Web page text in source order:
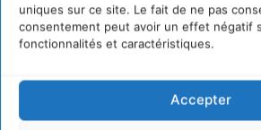
uniques sur ce site. Le fait de ne pas
consentement peut avoir un effet négatif
fonctionnalités et caractéristiques.
Accepter